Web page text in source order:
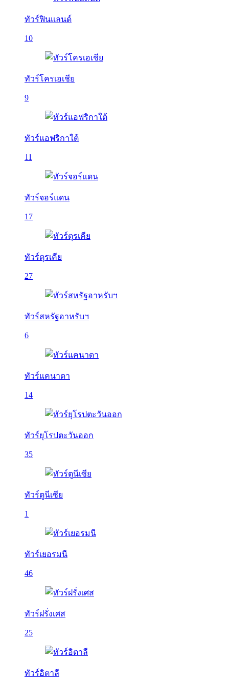
ทัวร์ฟินแลนด์
10
ทัวร์โครเอเชีย
9
ทัวร์แอฟริกาใต้
11
ทัวร์จอร์แดน
17
ทัวร์ตุรเคีย
27
ทัวร์สหรัฐอาหรับฯ
6
ทัวร์แคนาดา
14
ทัวร์ยุโรปตะวันออก
35
ทัวร์ตูนีเซีย
1
ทัวร์เยอรมนี
46
ทัวร์ฝรั่งเศส
25
ทัวร์อิตาลี